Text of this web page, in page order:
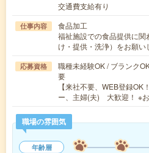
交通費支給有り
仕事内容
食品加工
福祉施設での食品提供に
け・提供・洗浄）をお願
応募資格
職種未経験OK / ブランク
要
【来社不要、WEB登録
ー、主婦(夫) 大歓迎！ ※
職場の雰囲気
年齢層